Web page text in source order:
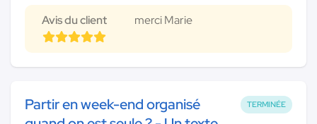
Avis du client merci Marie
TERMINÉE
Partir en week-end organisé